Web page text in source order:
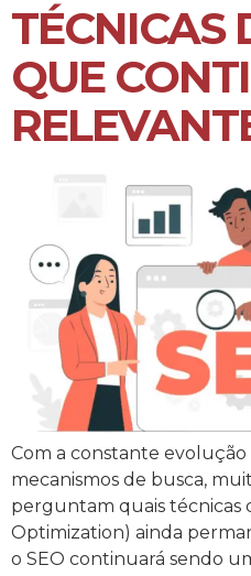
TÉCNICAS
QUE
Com a constante
mecanismos de busca,
perguntam quais técnicas
Optimization) ainda
o SEO continuará sendo